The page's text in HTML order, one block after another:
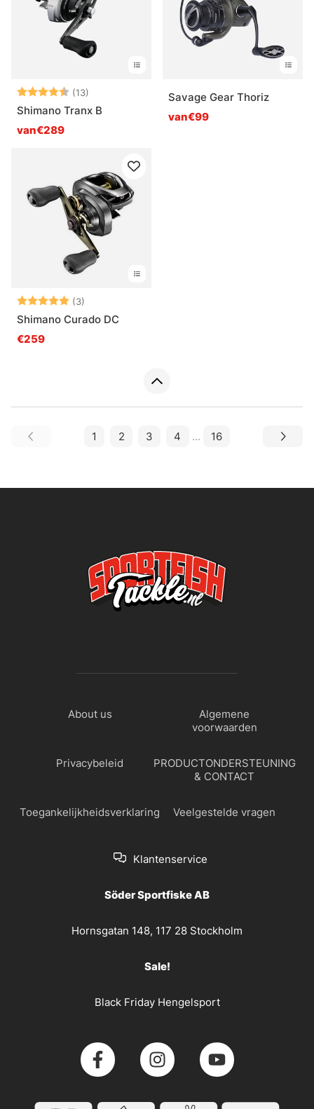
Beoordeling:
(13)
Shimano Tranx B
van€289
Savage Gear Thoriz
van€99
Beoordeling:
(3)
Shimano Curado DC
€259
1 2 3 4 ... 16
About us
Algemene
voorwaarden
Privacybeleid
PRODUCTONDERSTEUNING
& CONTACT
Toegankelijkheidsverklaring Veelgestelde vragen
Klantenservice
Söder Sportfiske AB
Hornsgatan 148, 117 28 Stockholm
Sale!
Black Friday Hengelsport